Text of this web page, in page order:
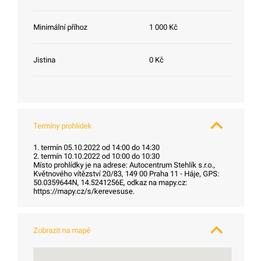
Minimální příhoz 1 000 Kč
Jistina 0 Kč
Termíny prohlídek
1. termín 05.10.2022 od 14:00 do 14:30
2. termín 10.10.2022 od 10:00 do 10:30
Místo prohlídky je na adrese: Autocentrum Stehlík s.r.o.,
Květnového vítězství 20/83, 149 00 Praha 11 - Háje, GPS:
50.0359644N, 14.5241256E, odkaz na mapy.cz:
https://mapy.cz/s/kerevesuse.
Zobrazit na mapě